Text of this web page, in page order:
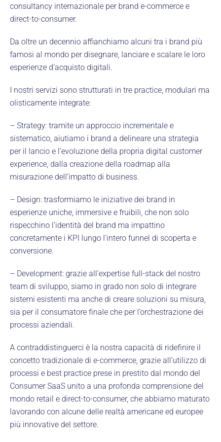
consultancy internazionale per brand e-commerce e
direct-to-consumer.
Da oltre un decennio affianchiamo alcuni tra i brand più
famosi al mondo per disegnare, lanciare e scalare le loro
esperienze d’acquisto digitali.
I nostri servizi sono strutturati in tre practice, modulari ma
olisticamente integrate:
– Strategy: tramite un approccio incrementale e
sistematico, aiutiamo i brand a delineare una strategia
per il lancio e l’evoluzione della propria digital customer
experience, dalla creazione della roadmap alla
misurazione dell’impatto di business.
– Design: trasformiamo le iniziative dei brand in
esperienze uniche, immersive e fruibili, che non solo
rispecchino l’identità del brand ma impattino
concretamente i KPI lungo l’intero funnel di scoperta e
conversione.
– Development: grazie all’expertise full-stack del nostro
team di sviluppo, siamo in grado non solo di integrare
sistemi esistenti ma anche di creare soluzioni su misura,
sia per il consumatore finale che per l’orchestrazione dei
processi aziendali.
A contraddistinguerci è la nostra capacità di ridefinire il
concetto tradizionale di e-commerce, grazie all’utilizzo di
processi e best practice prese in prestito dal mondo del
Consumer SaaS unito a una profonda comprensione del
mondo retail e direct-to-consumer, che abbiamo maturato
lavorando con alcune delle realtà americane ed europee
più innovative del settore.